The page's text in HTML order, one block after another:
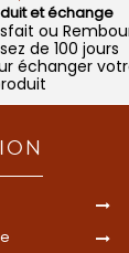
et échange
ou
de 100 jours
échanger